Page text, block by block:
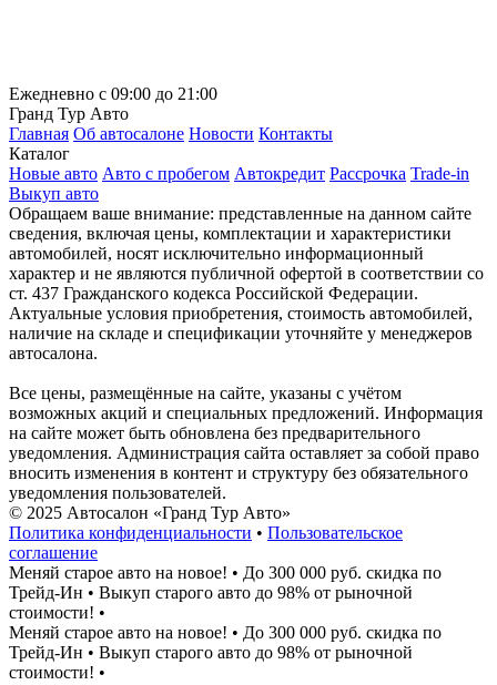
Ежедневно с 09:00 до 21:00
Гранд Тур Авто
Главная Об автосалоне Новости Контакты
Каталог
Новые авто Авто с пробегом Автокредит Рассрочка Trade-in
Выкуп авто
Обращаем ваше внимание: представленные на данном сайте
сведения, включая цены, комплектации и характеристики
автомобилей, носят исключительно информационный
характер и не являются публичной офертой в соответствии со
ст. 437 Гражданского кодекса Российской Федерации.
Актуальные условия приобретения, стоимость автомобилей,
наличие на складе и спецификации уточняйте у менеджеров
автосалона.
Все цены, размещённые на сайте, указаны с учётом
возможных акций и специальных предложений. Информация
на сайте может быть обновлена без предварительного
уведомления. Администрация сайта оставляет за собой право
вносить изменения в контент и структуру без обязательного
уведомления пользователей.
© 2025 Автосалон «Гранд Тур Авто»
Политика конфиденциальности • Пользовательское
соглашение
Меняй старое авто на новое! • До 300 000 руб. скидка по
Трейд-Ин • Выкуп старого авто до 98% от рыночной
стоимости! •
Меняй старое авто на новое! • До 300 000 руб. скидка по
Трейд-Ин • Выкуп старого авто до 98% от рыночной
стоимости! •